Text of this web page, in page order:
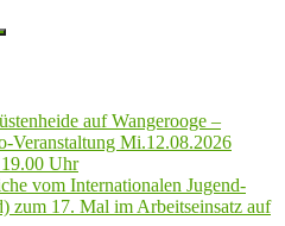
auf Wangerooge –
Veranstaltung Mi.12.08.2026
Uhr
vom Internationalen Jugend-
zum 17. Mal im Arbeitseinsatz auf